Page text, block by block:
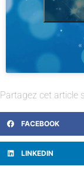
Partagez cet article
FACEBOOK
LINKEDIN